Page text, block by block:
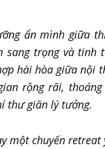
ẩn mình giữa
sang trọng và tinh
hài hòa giữa nội
rộng rãi,
thư giãn lý tưởng.
một chuyến